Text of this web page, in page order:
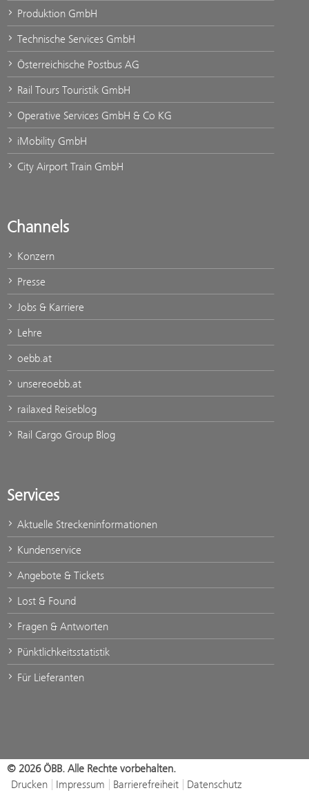
Produktion GmbH
Technische Services GmbH
Österreichische Postbus AG
Rail Tours Touristik GmbH
Operative Services GmbH & Co KG
iMobility GmbH
City Airport Train GmbH
Channels
Konzern
Presse
Jobs & Karriere
Lehre
oebb.at
unsereoebb.at
railaxed Reiseblog
Rail Cargo Group Blog
Services
Aktuelle Streckeninformationen
Kundenservice
Angebote & Tickets
Lost & Found
Fragen & Antworten
Pünktlichkeitsstatistik
Für Lieferanten
© 2026 ÖBB. Alle Rechte vorbehalten.
Drucken
Impressum Barrierefreiheit Datenschutz